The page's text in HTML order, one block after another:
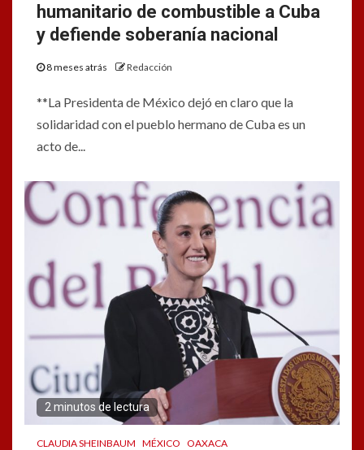
humanitario de combustible a Cuba
y defiende soberanía nacional
8 meses atrás Redacción
**La Presidenta de México dejó en claro que la
solidaridad con el pueblo hermano de Cuba es un
acto de...
2 minutos de lectura
CLAUDIA SHEINBAUM MÉXICO OAXACA